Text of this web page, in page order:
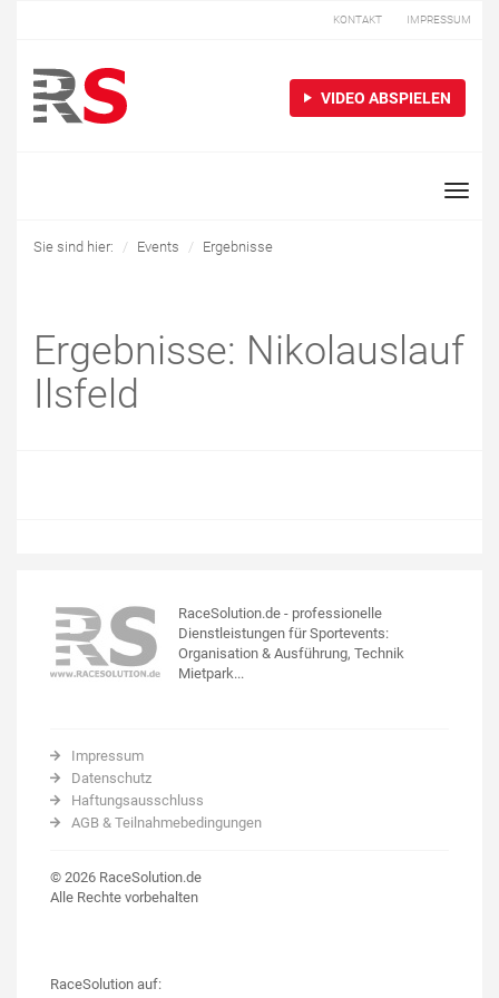
KONTAKT IMPRESSUM
VIDEO ABSPIELEN
Toggle
Sie sind hier: Events Ergebnisse
Ergebnisse: Nikolauslauf
Ilsfeld
RaceSolution.de - professionelle
Dienstleistungen für Sportevents:
Organisation & Ausführung, Technik
Mietpark...
Impressum
Datenschutz
Haftungsausschluss
AGB & Teilnahmebedingungen
© 2026 RaceSolution.de
Alle Rechte vorbehalten
RaceSolution auf: